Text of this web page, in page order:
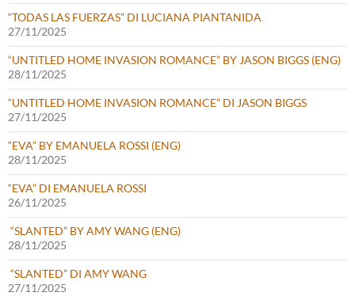
“TODAS LAS FUERZAS” DI LUCIANA PIANTANIDA
27/11/2025
“UNTITLED HOME INVASION ROMANCE” BY JASON BIGGS (ENG)
28/11/2025
“UNTITLED HOME INVASION ROMANCE” DI JASON BIGGS
27/11/2025
“EVA” BY EMANUELA ROSSI (ENG)
28/11/2025
“EVA” DI EMANUELA ROSSI
26/11/2025
“SLANTED” BY AMY WANG (ENG)
28/11/2025
“SLANTED” DI AMY WANG
27/11/2025